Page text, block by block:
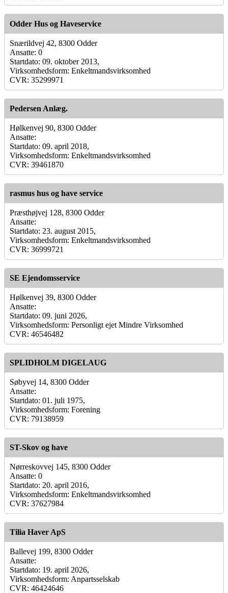
Odder Hus og Haveservice
Snærildvej 42, 8300 Odder
Ansatte: 0
Startdato: 09. oktober 2013,
Virksomhedsform: Enkeltmandsvirksomhed
CVR: 35299971
Pedersen Anlæg.
Hølkenvej 90, 8300 Odder
Ansatte:
Startdato: 09. april 2018,
Virksomhedsform: Enkeltmandsvirksomhed
CVR: 39461870
rasmus hus og have service
Præsthøjvej 128, 8300 Odder
Ansatte:
Startdato: 23. august 2015,
Virksomhedsform: Enkeltmandsvirksomhed
CVR: 36999721
SE Ejendomsservice
Hølkenvej 39, 8300 Odder
Ansatte:
Startdato: 09. juni 2026,
Virksomhedsform: Personligt ejet Mindre Virksomhed
CVR: 46546482
SPLIDHOLM DIGELAUG
Søbyvej 14, 8300 Odder
Ansatte:
Startdato: 01. juli 1975,
Virksomhedsform: Forening
CVR: 79138959
ST-Skov og have
Nørreskovvej 145, 8300 Odder
Ansatte: 0
Startdato: 20. april 2016,
Virksomhedsform: Enkeltmandsvirksomhed
CVR: 37627984
Tilia Haver ApS
Ballevej 199, 8300 Odder
Ansatte:
Startdato: 19. april 2026,
Virksomhedsform: Anpartsselskab
CVR: 46424646